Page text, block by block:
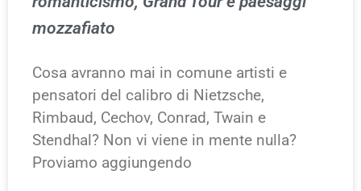
mozzafiato
Cosa avranno mai in comune artisti e
pensatori del calibro di Nietzsche,
Rimbaud, Cechov, Conrad, Twain e
Stendhal? Non vi viene in mente nulla?
Proviamo aggiungendo